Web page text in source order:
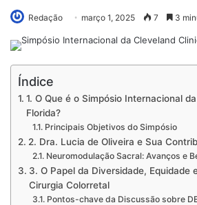
Redação março 1, 2025 7 3
Índice
1. O Que é o Simpósio Internacional
Florida?
Principais Objetivos do Simpósio
2. Dra. Lucia de Oliveira e Sua
Neuromodulação Sacral: Avanços e
3. O Papel da Diversidade, Equidade
Cirurgia Colorretal
Pontos-chave da Discussão sobre